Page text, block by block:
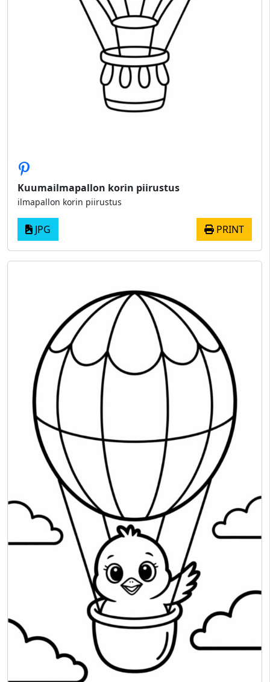
Kuumailmapallon korin piirustus
ilmapallon korin piirustus
JPG PRINT